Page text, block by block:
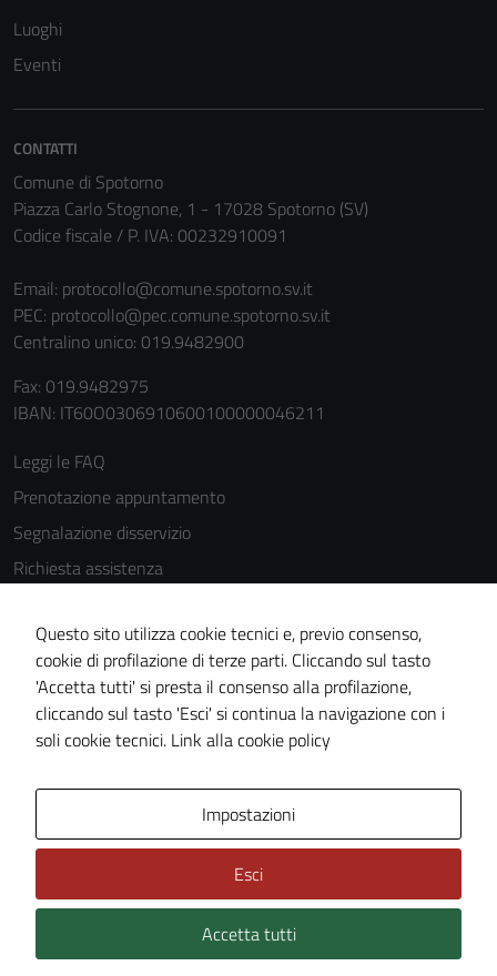
Luoghi
Eventi
CONTATTI
Comune di Spotorno
Piazza Carlo Stognone, 1 - 17028 Spotorno (SV)
Codice fiscale / P. IVA: 00232910091
Email: protocollo@comune.spotorno.sv.it
PEC: protocollo@pec.comune.spotorno.sv.it
Centralino unico: 019.9482900
Fax: 019.9482975
IBAN: IT60O0306910600100000046211
Leggi le FAQ
Prenotazione appuntamento
Segnalazione disservizio
Richiesta assistenza
Informativa privacy
Cookie Policy
Note legali
Dichiarazione di accessibilità
Piano di miglioramento del sito
Statistiche sito web
Technical Design s.r.l.
Questo sito utilizza cookie tecnici e, previo consenso,
cookie di profilazione di terze parti. Cliccando sul tasto
'Accetta tutti' si presta il consenso alla profilazione,
cliccando sul tasto 'Esci' si continua la navigazione con i
soli cookie tecnici. Link alla cookie policy
Impostazioni
Esci
Accetta tutti